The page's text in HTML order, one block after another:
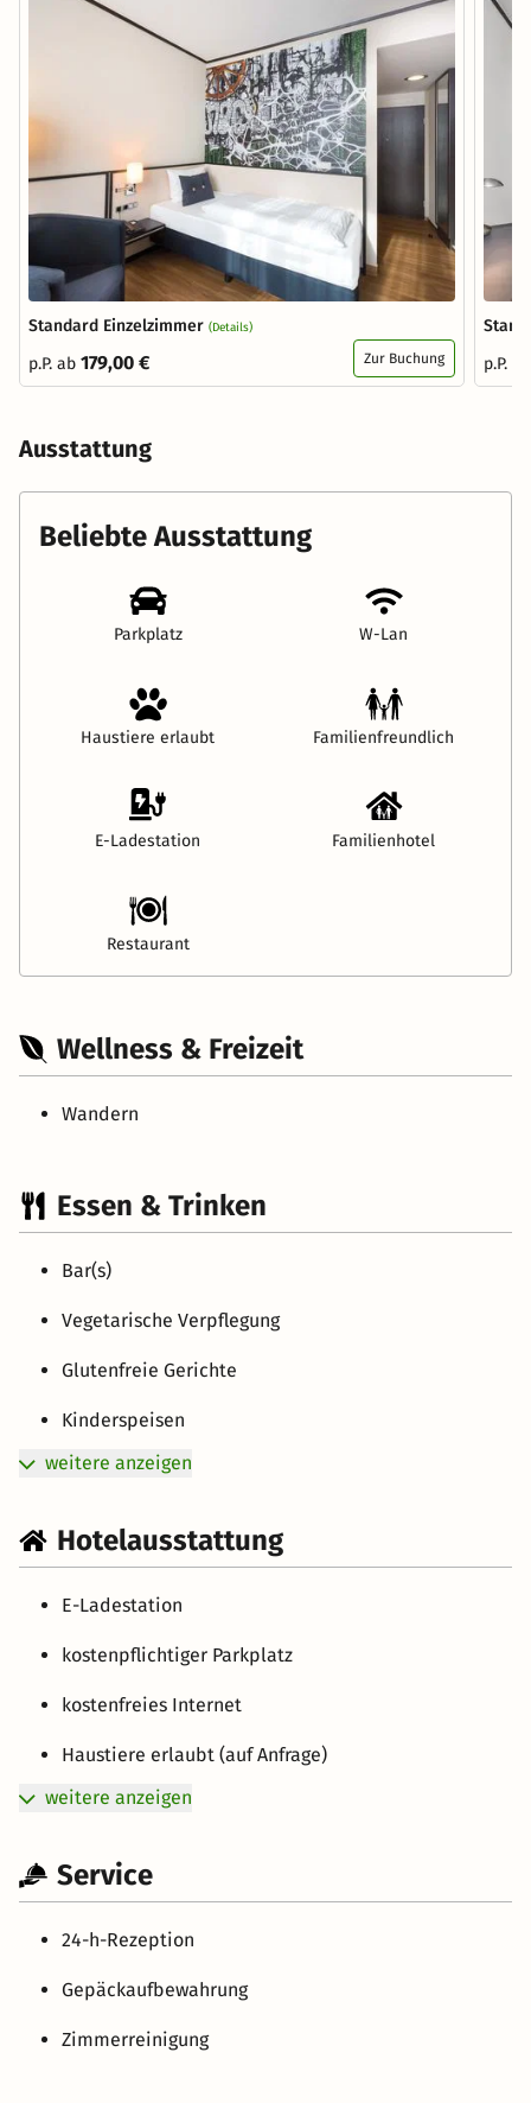
Standard Einzelzimmer (Details)
p.P. ab 179,00 € Zur Buchung
p.P.
Ausstattung
Beliebte Ausstattung
Parkplatz W-Lan
Haustiere erlaubt Familienfreundlich
E-Ladestation Familienhotel
Restaurant
Wellness & Freizeit
Wandern
Essen & Trinken
Bar(s)
Vegetarische Verpflegung
Glutenfreie Gerichte
Kinderspeisen
weitere anzeigen
Hotelausstattung
E-Ladestation
kostenpflichtiger Parkplatz
kostenfreies Internet
Haustiere erlaubt (auf Anfrage)
weitere anzeigen
Service
24-h-Rezeption
Gepäckaufbewahrung
Zimmerreinigung